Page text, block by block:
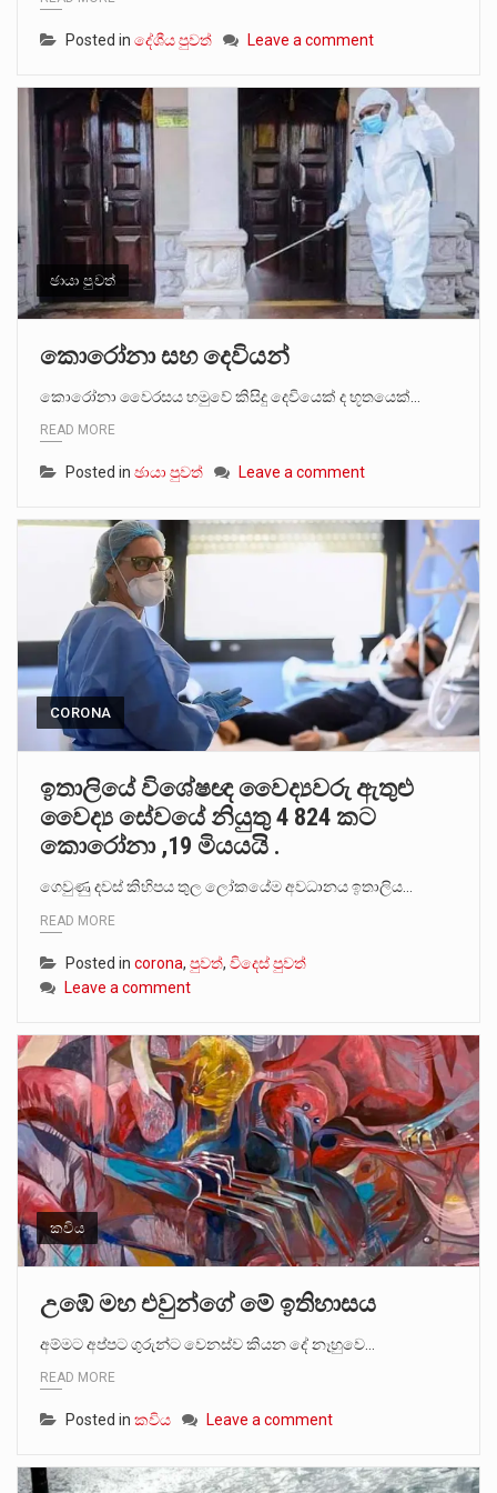
Posted in දේශීය පුවත් Leave a comment
ඡායා පුවත්
කොරෝනා සහ දෙවියන්
කොරෝනා වෛරසය හමුවේ කිසිදු දෙවියෙක් ද භූතයෙක්…
READ MORE
Posted in ඡායා පුවත් Leave a comment
CORONA
ඉතාලියේ විශේෂඥ වෛද්‍යවරු ඇතුළු
වෛද්‍ය සේවයේ නියුතු 4 824 කට
කොරෝනා ,19 මියයයි .
ගෙවුණු දවස් කිහිපය තුල ලෝකයේම අවධානය ඉතාලිය…
READ MORE
Posted in corona, පුවත්, විදෙස් පුවත්
Leave a comment
කවිය
උඹේ මහ එවුන්ගේ මේ ඉතිහාසය
අම්මට අප්පට ගුරුන්ට වෙනස්ව කියන දේ නෑහුවෙ…
READ MORE
Posted in කවිය Leave a comment